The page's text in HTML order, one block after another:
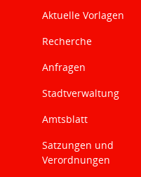
Aktuelle Vorlagen
Recherche
Anfragen
Stadtverwaltung
Amtsblatt
Satzungen und
Verordnungen